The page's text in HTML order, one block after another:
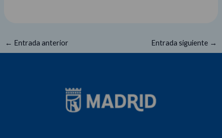
← Entrada anterior Entrada siguiente →